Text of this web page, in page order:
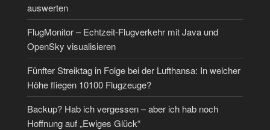
auswerten
FlugMonitor – Echtzeit-Flugverkehr mit Java und
OpenSky visualisieren
Fünfter Streiktag in Folge bei der Lufthansa: In welcher
Höhe fliegen 10100 Flugzeuge?
Backup? Hab ich vergessen – aber ich hab noch
Hoffnung auf „Ewiges Glück“